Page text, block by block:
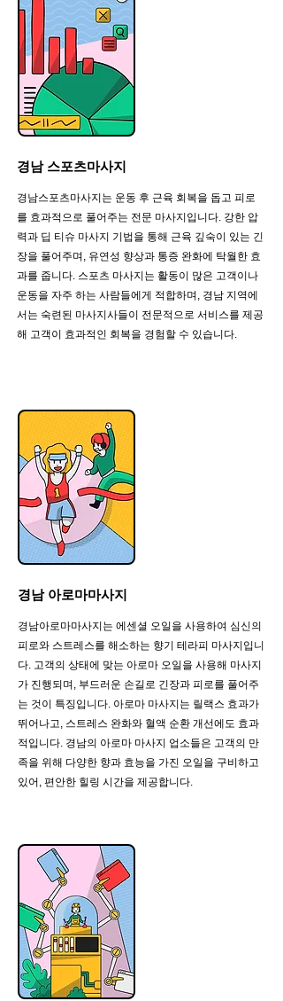
경남 스포츠마사지
경남스포츠마사지는 운동 후 근육 회복을 돕고 피로
를 효과적으로 풀어주는 전문 마사지입니다. 강한 압
력과 딥 티슈 마사지 기법을 통해 근육 깊숙이 있는 긴
장을 풀어주며, 유연성 향상과 통증 완화에 탁월한 효
과를 줍니다. 스포츠 마사지는 활동이 많은 고객이나
운동을 자주 하는 사람들에게 적합하며, 경남 지역에
서는 숙련된 마사지사들이 전문적으로 서비스를 제공
해 고객이 효과적인 회복을 경험할 수 있습니다.
경남 아로마마사지
경남아로마마사지는 에센셜 오일을 사용하여 심신의
피로와 스트레스를 해소하는 향기 테라피 마사지입니
다. 고객의 상태에 맞는 아로마 오일을 사용해 마사지
가 진행되며, 부드러운 손길로 긴장과 피로를 풀어주
는 것이 특징입니다. 아로마 마사지는 릴랙스 효과가
뛰어나고, 스트레스 완화와 혈액 순환 개선에도 효과
적입니다. 경남의 아로마 마사지 업소들은 고객의 만
족을 위해 다양한 향과 효능을 가진 오일을 구비하고
있어, 편안한 힐링 시간을 제공합니다.